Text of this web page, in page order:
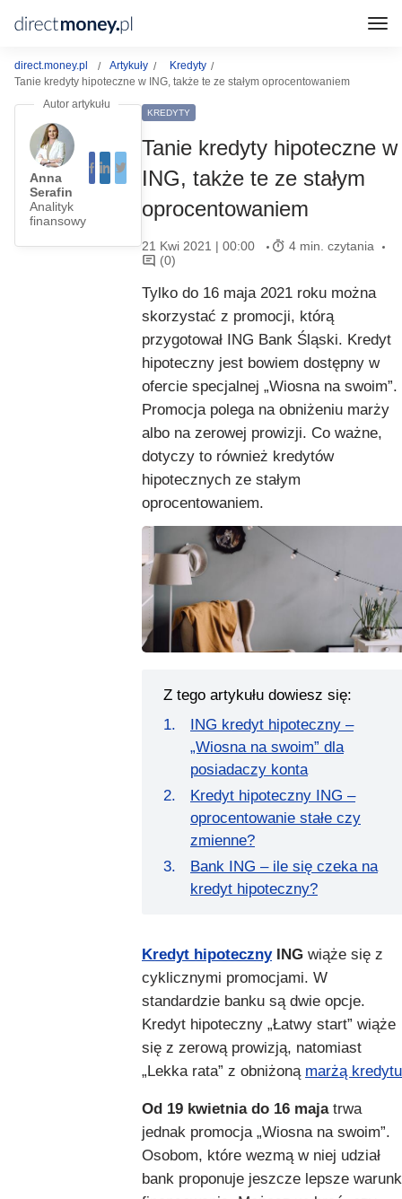
direct.money.pl Artykuły
Kredyty
Tanie kredyty hipoteczne w ING, także te ze stałym oprocentowaniem
Anna
Serafin
Analityk
finansowy
KREDYTY
Tanie kredyty hipoteczne w
ING, także te ze stałym
oprocentowaniem
21 Kwi 2021 | 00:00
4 min. czytania
(0)
Tylko do 16 maja 2021 roku można
skorzystać z promocji, którą
przygotował ING Bank Śląski. Kredyt
hipoteczny jest bowiem dostępny w
ofercie specjalnej „Wiosna na swoim”.
Promocja polega na obniżeniu marży
albo na zerowej prowizji. Co ważne,
dotyczy to również kredytów
hipotecznych ze stałym
oprocentowaniem.
Z tego artykułu dowiesz się:
ING kredyt hipoteczny –
„Wiosna na swoim” dla
posiadaczy konta
Kredyt hipoteczny ING –
oprocentowanie stałe czy
zmienne?
Bank ING – ile się czeka na
kredyt hipoteczny?
Kredyt hipotecznyING wiąże się z
cyklicznymi promocjami. W
standardzie banku są dwie opcje.
Kredyt hipoteczny „Łatwy start” wiąże
się z zerową prowizją, natomiast
„Lekka rata” z obniżoną marżą kredytu
Od 19 kwietnia do 16 majatrwa
jednak promocja „Wiosna na swoim”.
Osobom, które wezmą w niej udział
bank proponuje jeszcze lepsze